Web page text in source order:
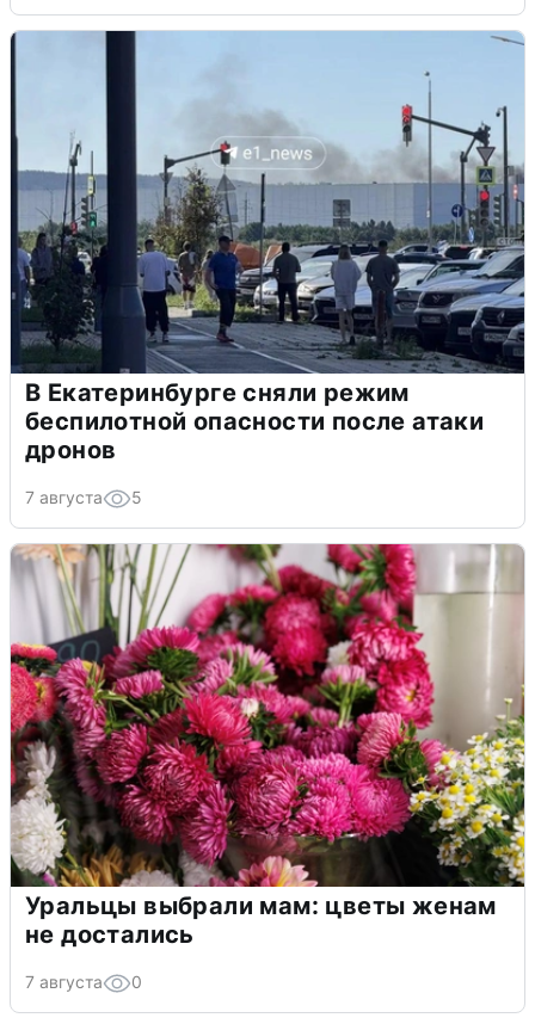
В Екатеринбурге сняли режим
беспилотной опасности после атаки
дронов
7 августа 5
Уральцы выбрали мам: цветы женам
не достались
7 августа 0